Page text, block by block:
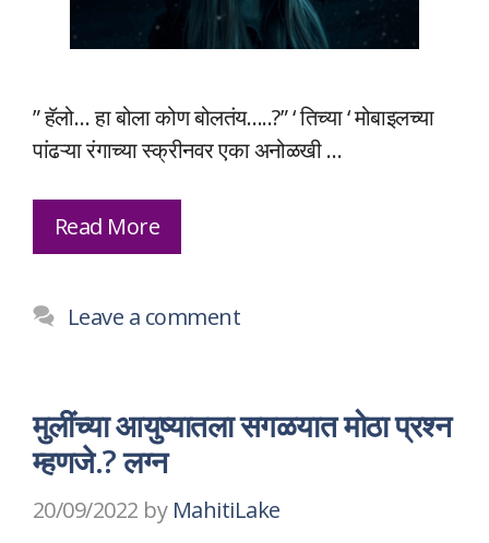
” हॅलो… हा बोला कोण बोलतंय…..?” ‘ तिच्या ‘ मोबाइलच्या
पांढऱ्या रंगाच्या स्क्रीनवर एका अनोळखी …
Read More
Leave a comment
मुलींच्या आयुष्यातला सगळयात मोठा प्रश्न
म्हणजे.? लग्न
20/09/2022 by MahitiLake